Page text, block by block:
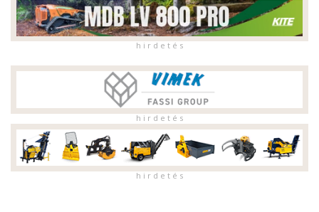
h i r d e t é s
h i r d e t é s
h i r d e t é s